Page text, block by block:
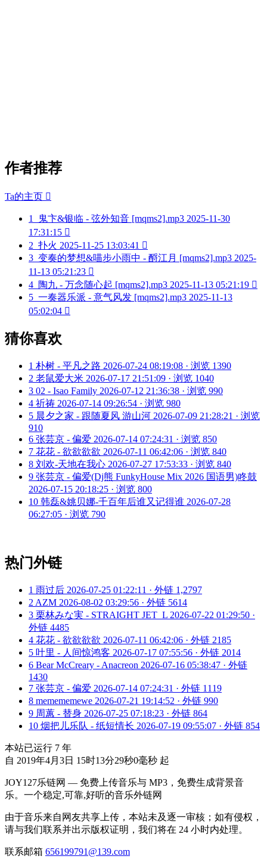
作者推荐
Ta的主页 
1 鬼卞&银临 - 弦外知音 [mqms2].mp3 2025-11-30
17:31:15 
2 扑火 2025-11-25 13:03:41 
3 变奏的梦想&喵步小雨中 - 酹江月 [mqms2].mp3 2025-
11-13 05:21:23 
4 陶九 - 万念随心起 [mqms2].mp3 2025-11-13 05:21:19 
5 一奏器乐派 - 意气风发 [mqms2].mp3 2025-11-13
05:02:04 
猜你喜欢
1 朴树 - 平凡之路 2026-07-24 08:19:08 · 浏览 1390
2 老鼠爱大米 2026-07-17 21:51:09 · 浏览 1040
3 02 - Isao Family 2026-07-12 21:36:38 · 浏览 990
4 祈祷 2026-07-14 09:26:54 · 浏览 980
5 晨夕之家 - 跟随夏风 游山河 2026-07-09 21:28:21 · 浏览
910
6 张芸京 - 偏爱 2026-07-14 07:24:31 · 浏览 850
7 花花 - 欲欲欲欲 2026-07-11 06:42:06 · 浏览 840
8 刘欢-天地在我心 2026-07-27 17:53:33 · 浏览 840
9 张芸京 - 偏爱(Dj熊 FunkyHouse Mix 2026 国语男)咚鼓
2026-07-15 20:18:25 · 浏览 800
10 韩磊&姚贝娜-千百年后谁又记得谁 2026-07-28
06:27:05 · 浏览 790
热门外链
1 雨过后 2026-07-25 01:22:11 · 外链 1,2797
2 AZM 2026-08-02 03:29:56 · 外链 5614
3 栗林みな実 - STRAIGHT JET_L 2026-07-22 01:29:50 ·
外链 4485
4 花花 - 欲欲欲欲 2026-07-11 06:42:06 · 外链 2185
5 叶里 - 人间惊鸿客 2026-07-17 07:55:56 · 外链 2014
6 Bear McCreary - Anacreon 2026-07-16 05:38:47 · 外链
1430
7 张芸京 - 偏爱 2026-07-14 07:24:31 · 外链 1119
8 memememewe 2026-07-21 19:14:52 · 外链 990
9 周蕙 - 替身 2026-07-25 07:18:23 · 外链 864
10 烟把儿乐队 - 纸短情长 2026-07-19 09:55:07 · 外链 854
本站已运行 7 年
自 2019年4月3日 15时13分29秒0毫秒 起
JOY127乐链网 — 免费上传音乐与 MP3，免费生成背景音
乐。一个稳定,可靠,好听的音乐外链网
由于音乐来自网友共享上传，本站未及逐一审核；如有侵权，
请与我们联系并出示版权证明，我们将在 24 小时内处理。
联系邮箱 656199791@139.com